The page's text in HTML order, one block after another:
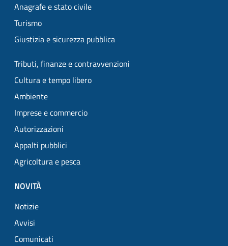
Anagrafe e stato civile
Turismo
Giustizia e sicurezza pubblica
Tributi, finanze e contravvenzioni
Cultura e tempo libero
Ambiente
Imprese e commercio
Autorizzazioni
Appalti pubblici
Agricoltura e pesca
NOVITÀ
Notizie
Avvisi
Comunicati